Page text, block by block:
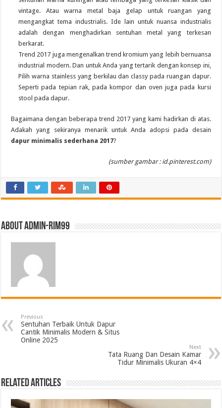
vintage. Atau warna metal baja gelap untuk ruangan yang
mengangkat tema industrialis. Ide lain untuk nuansa industrialis
adalah dengan menghadirkan sentuhan metal yang terkesan
berkarat.
Trend 2017 juga mengenalkan trend kromium yang lebih bernuansa
industrial modern. Dan untuk Anda yang tertarik dengan konsep ini,
Pilih warna stainless yang berkilau dan classy pada ruangan dapur.
Seperti pada tepian rak, pada kompor dan oven juga pada kursi
stool pada dapur.
Bagaimana dengan beberapa trend 2017 yang kami hadirkan di atas.
Adakah yang sekiranya menarik untuk Anda adopsi pada desain
dapur minimalis sederhana 2017?
(sumber gambar : id.pinterest.com)
About admin-rim99
Previous
Sentuhan Terbaik Untuk Dapur
Cantik Minimalis Modern & Situs
Online 2025
Next
Tata Ruang Dan Desain Kamar
Tidur Minimalis Ukuran 4×4
Related Articles